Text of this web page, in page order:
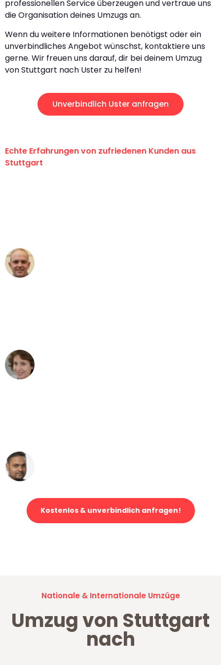
professionellen Service überzeugen und vertraue uns
die Organisation deines Umzugs an.
Wenn du weitere Informationen benötigst oder ein
unverbindliches Angebot wünschst, kontaktiere uns
gerne. Wir freuen uns darauf, dir bei deinem Umzug
von Stuttgart nach Uster zu helfen!
Unverbindlich Uster anfragen
Echte Erfahrungen von zufriedenen Kunden aus
Stuttgart
Kostenlos & unverbindlich anfragen!
Nationale & Internationale Umzüge
Umzug von Stuttgart
nach